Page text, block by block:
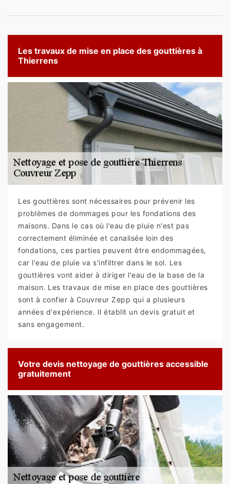
Les travaux de mise en place des gouttières à
Thierrens
Les gouttières sont nécessaires pour prévenir les
problèmes de dommages pour les fondations des
maisons. Dans le cas où l'eau de pluie n'est pas
correctement éliminée et canalisée loin des
fondations, ces parties peuvent être endommagées,
car l'eau de pluie va s'infiltrer dans le sol. Les
gouttières vont aider à diriger l'eau de la base de la
maison. Les travaux de mise en place des gouttières
sont à confier à Couvreur Zepp qui a plusieurs
années d'expérience. Il établit un devis gratuit et
sans engagement.
Votre devis nettoyage de gouttières accessible
gratuitement